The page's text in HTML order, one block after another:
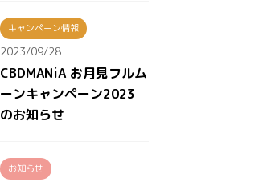
キャンペーン情報
2023/09/28
CBDMANiA お月見フルム
ーンキャンペーン2023
のお知らせ
お知らせ